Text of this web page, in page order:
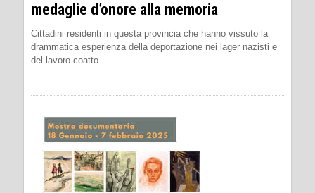
medaglie d’onore alla memoria
Cittadini residenti in questa provincia che hanno vissuto la
drammatica esperienza della deportazione nei lager nazisti e
del lavoro coatto